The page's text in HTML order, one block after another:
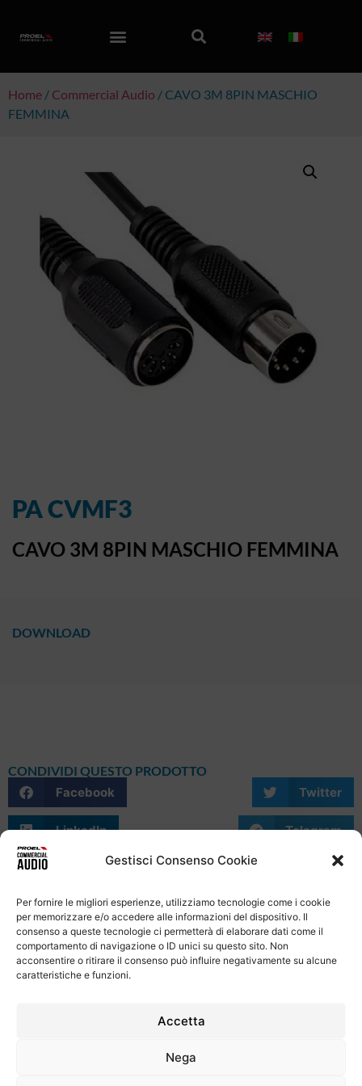
Gestisci Consenso Cookie
Per fornire le migliori esperienze, utilizziamo tecnologie come i cookie
per memorizzare e/o accedere alle informazioni del dispositivo. Il
consenso a queste tecnologie ci permetterà di elaborare dati come il
comportamento di navigazione o ID unici su questo sito. Non
acconsentire o ritirare il consenso può influire negativamente su alcune
caratteristiche e funzioni.
Accetta
Nega
Home / Commercial Audio / CAVO 3M 8PIN MASCHIO
FEMMINA
PA CVMF3
CAVO 3M 8PIN MASCHIO FEMMINA
DOWNLOAD
CONDIVIDI QUESTO PRODOTTO
Facebook
Twitter
LinkedIn Telegram
WhatsApp Email Skype
Via alla Ruenia 37/43, CAP 64027 Sant’Omero (TE) ITALY